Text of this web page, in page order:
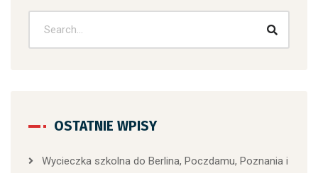
OSTATNIE WPISY
Wycieczka szkolna do Berlina, Poczdamu, Poznania i